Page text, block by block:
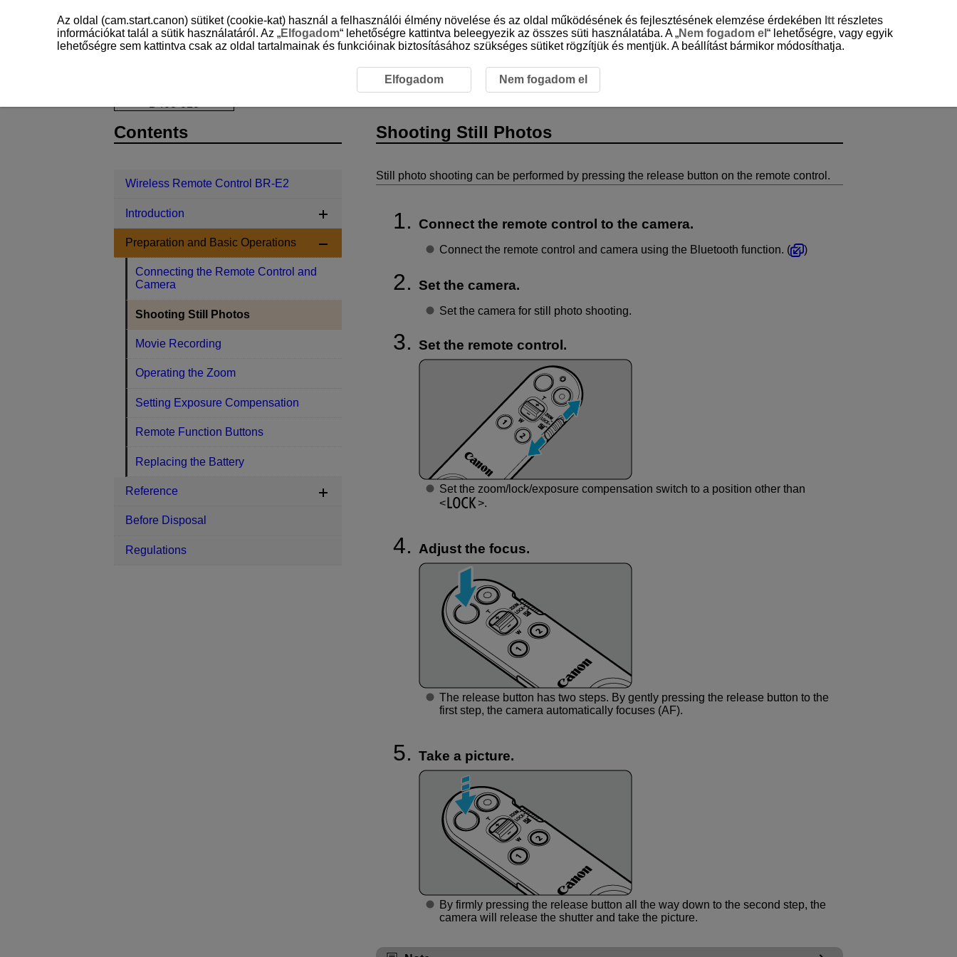
Preparation and Basic Operations Shooting Still Photos
Shooting Still Photos
Still photo shooting can be performed by pressing the release button on the remote control.
Connect the remote control to the camera.
Connect the remote control and camera using the Bluetooth function. ( )
Set the camera.
Set the camera for still photo shooting.
Set the remote control.
Set the zoom/lock/exposure compensation switch to a position other than
.
Adjust the focus.
The release button has two steps. By gently pressing the release button to the
first step, the camera automatically focuses (AF).
Take a picture.
By firmly pressing the release button all the way down to the second step, the
camera will release the shutter and take the picture.
Contents
Wireless Remote Control BR-E2
Introduction
Preparation and Basic Operations
Connecting the Remote Control and
Camera
Shooting Still Photos
Movie Recording
Operating the Zoom
Setting Exposure Compensation
Remote Function Buttons
Replacing the Battery
Reference
Before Disposal
Regulations
Az oldal (cam.start.canon) sütiket (cookie-kat) használ a felhasználói élmény növelése és az oldal működésének és fejlesztésének elemzése érdekében Itt részletes
információkat talál a sütik használatáról. Az „Elfogadom“ lehetőségre kattintva beleegyezik az összes süti használatába. A „Nem fogadom el “ lehetőségre, vagy egyik
lehetőségre sem kattintva csak az oldal tartalmainak és funkcióinak biztosításához szükséges sütiket rögzítjük és mentjük. A beállítást bármikor módosíthatja.
Elfogadom Nem fogadom el